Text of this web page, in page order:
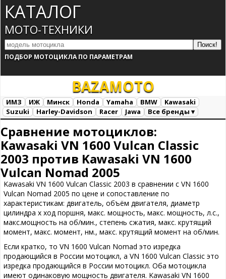
КАТАЛОГ
МОТО-ТЕХНИКИ
ПОДБОР МОТОЦИКЛА ПО ПАРАМЕТРАМ
BAZAMOTO
ИМЗ ИЖ Минск Honda Yamaha BMW
Kawasaki
Suzuki
Harley-Davidson Racer Jawa
Все бренды ▾
Сравнение мотоциклов:
Kawasaki VN 1600 Vulcan Classic
2003 против Kawasaki VN 1600
Vulcan Nomad 2005
Kawasaki VN 1600 Vulcan Classic 2003 в сравнении с VN 1600
Vulcan Nomad 2005 по цене и сопоставление по
характеристикам: двигатель, объём двигателя, диаметр
цилиндра х ход поршня, макс. мощность, макс. мощность, л.с.,
макс.мощность на об/мин., степень сжатия, макс. крутящий
момент, макс. момент, нм., макс. крутящий момент на об/мин.
Если кратко, то VN 1600 Vulcan Nomad это изредка
продающийся в России мотоцикл, а VN 1600 Vulcan Classic это
изредка продающийся в России мотоцикл. Оба мотоцикла
имеют одинаковую мощность двигателя. Kawasaki VN 1600